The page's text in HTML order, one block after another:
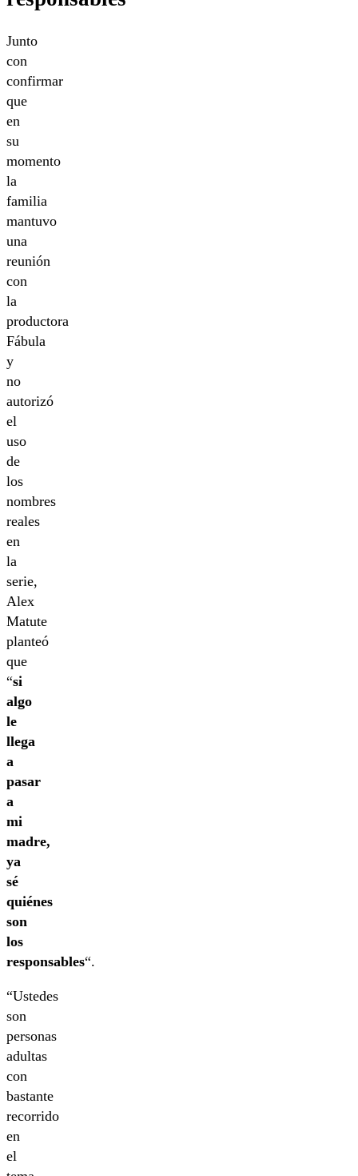
Junto
con
confirmar
que
en
su
momento
la
familia
mantuvo
una
reunión
con
la
productora
Fábula
y
no
autorizó
el
uso
de
los
nombres
reales
en
la
serie,
Alex
Matute
planteó
que
“si
algo
le
llega
a
pasar
a
mi
madre,
ya
sé
quiénes
son
los
responsables“.
“Ustedes
son
personas
adultas
con
bastante
recorrido
en
el